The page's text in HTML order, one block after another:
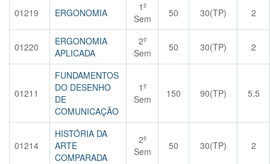
01219 ERGONOMIA
1º
Sem
50 30(TP) 2
01220
ERGONOMIA
APLICADA
2º
Sem
50 30(TP) 2
01211
FUNDAMENTOS
DO DESENHO
DE
COMUNICAÇÃO
1º
Sem
150 90(TP) 5.5
01214
HISTÓRIA DA
ARTE
COMPARADA
2º
Sem
50 30(TP) 2